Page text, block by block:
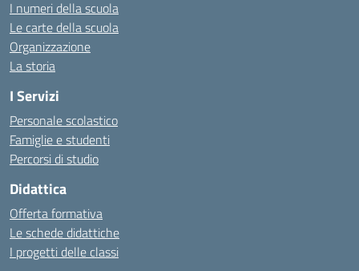
I numeri della scuola
Le carte della scuola
Organizzazione
La storia
I Servizi
Personale scolastico
Famiglie e studenti
Percorsi di studio
Didattica
Offerta formativa
Le schede didattiche
I progetti delle classi